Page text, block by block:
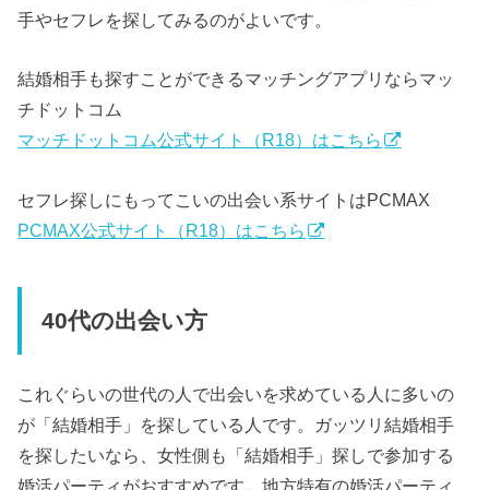
手やセフレを探してみるのがよいです。
結婚相手も探すことができるマッチングアプリならマッ
チドットコム
マッチドットコム公式サイト（R18）はこちら
セフレ探しにもってこいの出会い系サイトはPCMAX
PCMAX公式サイト（R18）はこちら
40代の出会い方
これぐらいの世代の人で出会いを求めている人に多いの
が「結婚相手」を探している人です。ガッツリ結婚相手
を探したいなら、女性側も「結婚相手」探しで参加する
婚活パーティがおすすめです。地方特有の婚活パーティ